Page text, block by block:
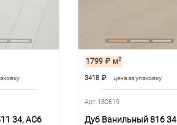
34, AC6
1799 ₽ м2
3418 ₽ цена за упаковку
Арт.180619
Дуб Ванильный 816 34